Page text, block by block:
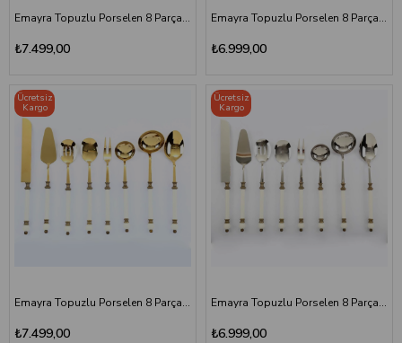
Emayra Topuzlu Porselen 8 Parça Servis Seti Altın Titanyum
₺7.499,00
Emayra Topuzlu Porselen 8 Parça Servis Seti Altın
₺6.999,00
Emayra Topuzlu Porselen 8 Parça Servis Seti Antik Titanyum
₺7.499,00
Ücretsiz
Kargo
Emayra Topuzlu Porselen 8 Parça Servis Seti Antik
₺6.999,00
Ücretsiz
Kargo